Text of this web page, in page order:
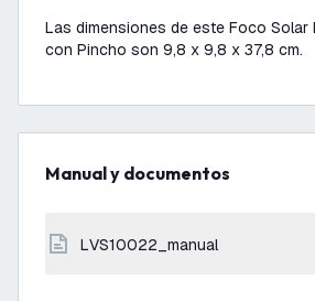
Las dimensiones de este Foco Solar
con Pincho son 9,8 x 9,8 x 37,8 cm.
Manual y documentos
LVS10022_manual